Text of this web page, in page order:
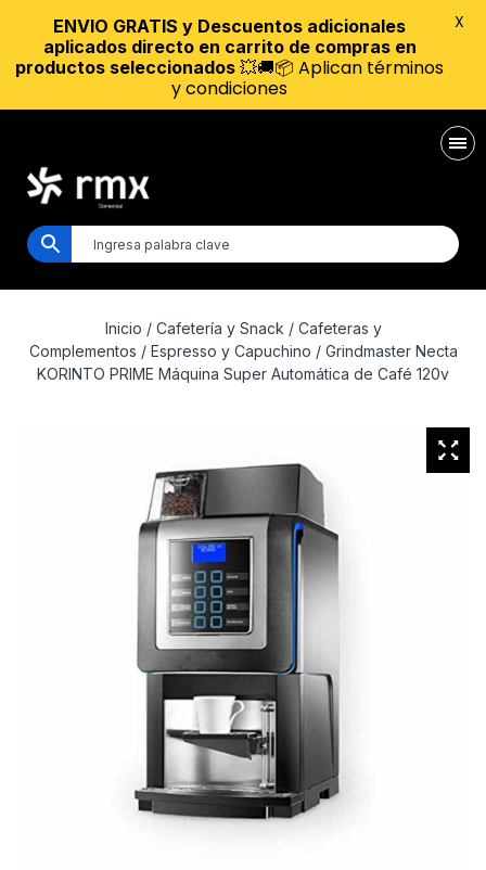
Inicio / Cafetería y Snack / Cafeteras y
Complementos / Espresso y Capuchino / Grindmaster Necta
KORINTO PRIME Máquina Super Automática de Café 120v
ENVIO GRATIS y Descuentos adicionales
aplicados directo en carrito de compras en
productos seleccionados 💥🚚📦 Aplican términos
y condiciones
X